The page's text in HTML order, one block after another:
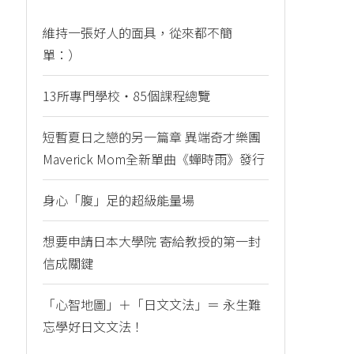
維持一張好人的面具，從來都不簡
單：）
13所專門學校・85個課程總覽
短暫夏日之戀的另一篇章 異端奇才樂團
Maverick Mom全新單曲《蟬時雨》發行
身心「腹」足的超級能量場
想要申請日本大學院 寄給教授的第一封
信成關鍵
「心智地圖」＋「日文文法」＝ 永生難
忘學好日文文法！